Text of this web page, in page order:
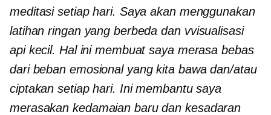
meditasi setiap hari. Saya akan menggunakan
latihan ringan yang berbeda dan vvisualisasi
api kecil. Hal ini membuat saya merasa bebas
dari beban emosional yang kita bawa dan/atau
ciptakan setiap hari. Ini membantu saya
merasakan kedamaian baru dan kesadaran